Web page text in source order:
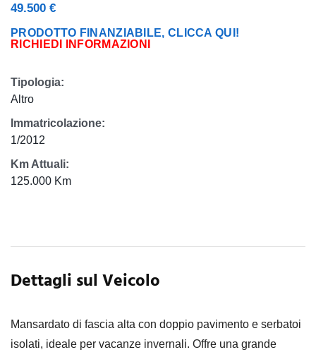
49.500 €
PRODOTTO FINANZIABILE, CLICCA QUI!
RICHIEDI INFORMAZIONI
Tipologia:
Altro
Immatricolazione:
1/2012
Km Attuali:
125.000 Km
Dettagli sul Veicolo
Mansardato di fascia alta con doppio pavimento e serbatoi
isolati, ideale per vacanze invernali. Offre una grande